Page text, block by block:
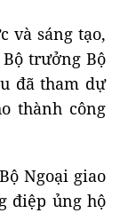
và sáng tạo,
trưởng Bộ
đã tham dự
thành công
Ngoại giao
điệp ủng hộ